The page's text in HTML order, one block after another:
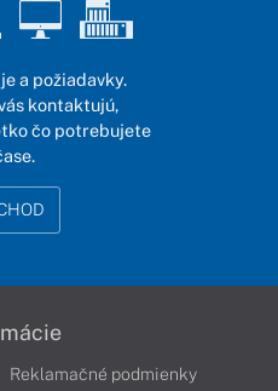
a požiadavky.
kontaktujú,
čo potrebujete
Reklamačné podmienky